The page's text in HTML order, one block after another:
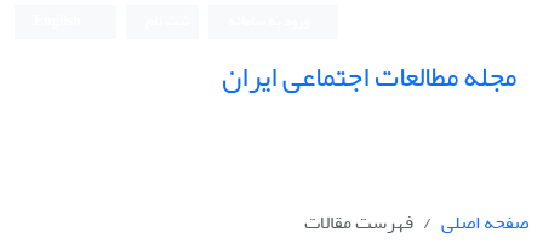
مجله مطالعات اجتماعی ایران
صفحه اصلی
فهرست مقالات